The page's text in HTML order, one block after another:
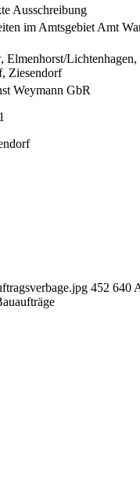
Ausschreibung
im Amtsgebiet Amt
Elmenhorst/Lichtenhagen,
Ziesendorf
Weymann GbR
452 640